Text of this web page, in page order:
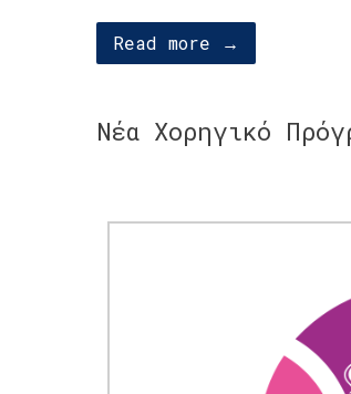
Read more →
Νέα Χορηγικό